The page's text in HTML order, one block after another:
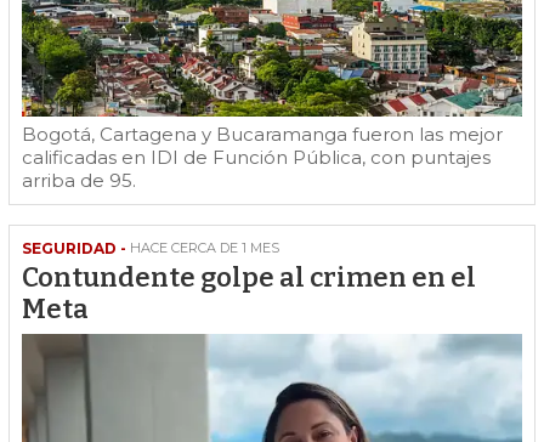
Bogotá, Cartagena y Bucaramanga fueron las mejor
calificadas en IDI de Función Pública, con puntajes
arriba de 95.
SEGURIDAD - HACE CERCA DE 1 MES
Contundente golpe al crimen en el
Meta